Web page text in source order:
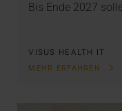
Bis Ende 2027
VISUS HEALTH IT
MEHR ERFAHREN